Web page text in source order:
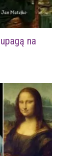
na